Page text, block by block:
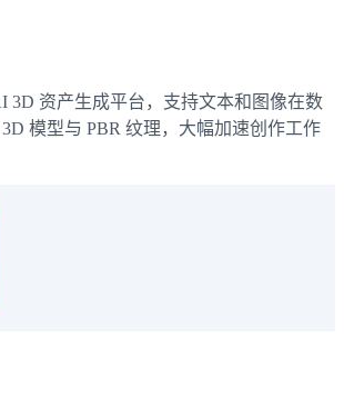
3D 资产生成平台，支持文本和图像在数
模型与 PBR 纹理，大幅加速创作工作